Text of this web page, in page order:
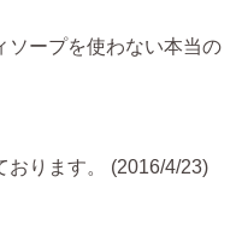
ソープを使わない本当の
おります。 (2016/4/23)